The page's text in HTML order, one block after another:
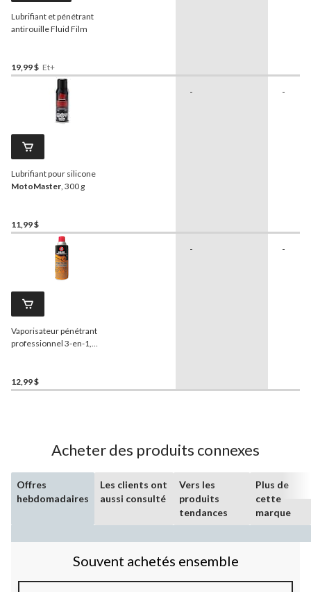
Lubrifiant et pénétrant
antirouille Fluid Film
19,99 $ Et+
Lubrifiant pour silicone
MotoMaster, 300 g
11,99 $
- -
Vaporisateur pénétrant
professionnel 3-en-1,
12,99 $
- -
Acheter des produits connexes
Offres
hebdomadaires
Les clients ont
aussi consulté
Vers les
produits
tendances
Plus de
cette
marque
Souvent achetés ensemble